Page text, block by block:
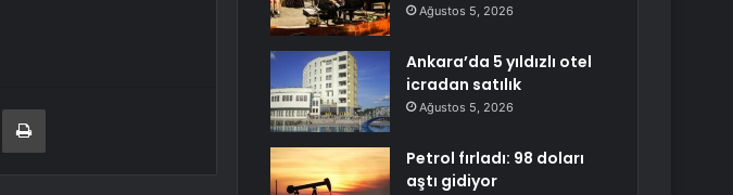
E-Posta ile paylaş Yazdır
Ağustos 5, 2026
Ankara’da 5 yıldızlı otel
icradan satılık
Ağustos 5, 2026
Petrol fırladı: 98 doları
aştı gidiyor